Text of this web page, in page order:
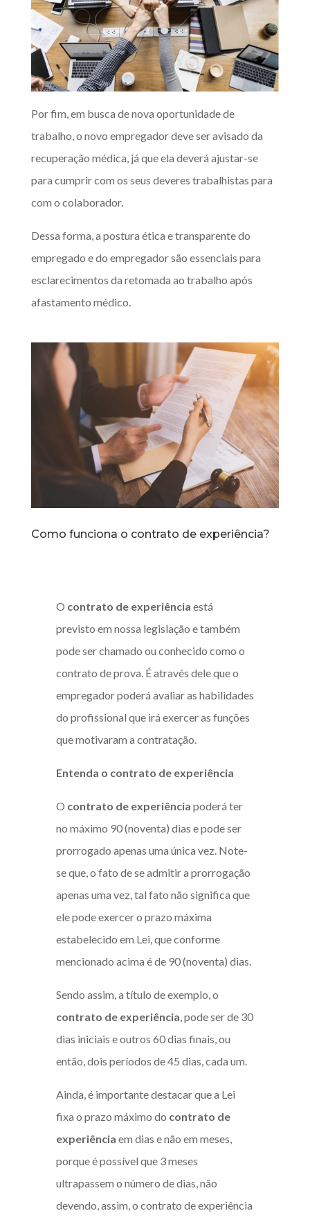
Por fim, em busca de nova oportunidade de
trabalho, o novo empregador deve ser avisado da
recuperação médica, já que ela deverá ajustar-se
para cumprir com os seus deveres trabalhistas para
com o colaborador.
Dessa forma, a postura ética e transparente do
empregado e do empregador são essenciais para
esclarecimentos da retomada ao trabalho após
afastamento médico.
Como funciona o contrato de experiência?
O contrato de experiência está
previsto em nossa legislação e também
pode ser chamado ou conhecido como o
contrato de prova. É através dele que o
empregador poderá avaliar as habilidades
do profissional que irá exercer as funções
que motivaram a contratação.
Entenda o contrato de experiência
O contrato de experiência poderá ter
no máximo 90 (noventa) dias e pode ser
prorrogado apenas uma única vez. Note-
se que, o fato de se admitir a prorrogação
apenas uma vez, tal fato não significa que
ele pode exercer o prazo máxima
estabelecido em Lei, que conforme
mencionado acima é de 90 (noventa) dias.
Sendo assim, a título de exemplo, o
contrato de experiência, pode ser de 30
dias iniciais e outros 60 dias finais, ou
então, dois períodos de 45 dias, cada um.
Ainda, é importante destacar que a Lei
fixa o prazo máximo do contrato de
experiência em dias e não em meses,
porque é possível que 3 meses
ultrapassem o número de dias, não
devendo, assim, o contrato de experiência